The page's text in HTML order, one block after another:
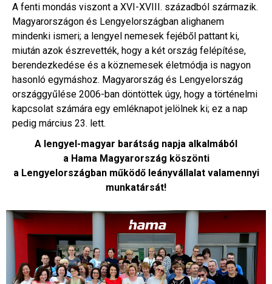
A fenti mondás viszont a XVI-XVIII. századból származik.
Magyarországon és Lengyelországban alighanem
mindenki ismeri; a lengyel nemesek fejéből pattant ki,
miután azok észrevették, hogy a két ország felépítése,
berendezkedése és a köznemesek életmódja is nagyon
hasonló egymáshoz. Magyarország és Lengyelország
országgyűlése 2006-ban döntöttek úgy, hogy a történelmi
kapcsolat számára egy emléknapot jelölnek ki; ez a nap
pedig március 23. lett.
A lengyel-magyar barátság napja alkalmából
a Hama Magyarország köszönti
a Lengyelországban működő leányvállalat valamennyi
munkatársát!